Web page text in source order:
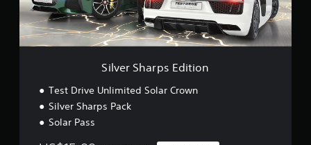
r
p
s
E
Silver Sharps Edition
Test Drive Unlimited Solar Crown
Silver Sharps Pack
Solar Pass